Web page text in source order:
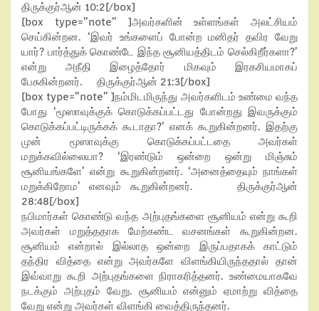
திருக்குர்ஆன் 10:2[/box]
[box type=”note” ]அவர்களின் உள்ளங்கள் அலட்சியம்
செய்கின்றன. ‘இவர் உங்களைப் போன்ற மனிதர் தவிர வேறு
யார்? பார்த்துக் கொண்டே இந்த சூனியத்திடம் செல்கிறீர்களா?’
என்று அநீதி இழைத்தோர் மிகவும் இரகசியமாகப்
பேசுகின்றனர். திருக்குர்ஆன் 21:3[/box]
[box type=”note” ]நம்மிடமிருந்து அவர்களிடம் உண்மை வந்த
போது ‘மூஸாவுக்குக் கொடுக்கப்பட்டது போன்றது இவருக்கும்
கொடுக்கப்பட்டிருக்கக் கூடாதா?’ எனக் கூறுகின்றனர். இதற்கு
முன் மூஸாவுக்கு கொடுக்கப்பட்டதை அவர்கள்
மறுக்கவில்லையா? ‘இரண்டும் ஒன்றை ஒன்று மிஞ்சும்
சூனியங்களே’ என்று கூறுகின்றனர். ‘அனைத்தையும் நாங்கள்
மறுக்கிறோம’ எனவும் கூறுகின்றனர். திருக்குர்ஆன்
28:48[/box]
நபிமார்கள் கொண்டு வந்த அற்புதங்களை சூனியம் என்று கூறி
அவர்கள் மறுத்ததாக மேற்கண்ட வசனங்கள் கூறுகின்றன.
சூனியம் என்றால் இல்லாத ஒன்றை இருப்பதாகக் காட்டும்
தந்திர வித்தை என்று அவர்களே விளங்கியிருந்ததால் தான்
இவ்வாறு கூறி அற்புதங்களை நிராகரித்தனர். உண்மையாகவே
நடக்கும் அற்புதம் வேறு. சூனியம் என்னும் ஏமாற்று வித்தை
வேறு என்று அவர்கள் விளங்கி வைத்திருந்தனர்.